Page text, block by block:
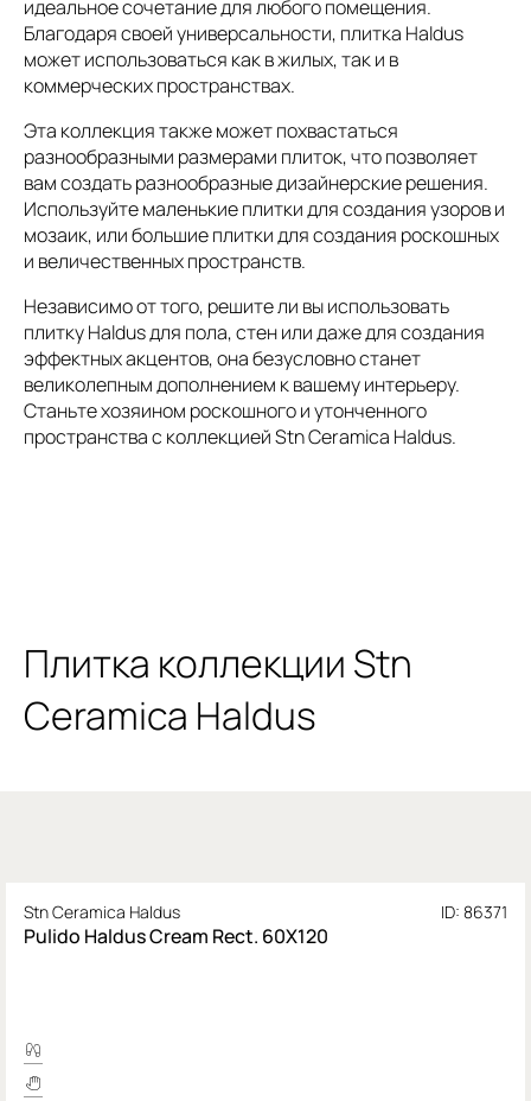
идеальное сочетание для любого помещения.
Благодаря своей универсальности, плитка Haldus
может использоваться как в жилых, так и в
коммерческих пространствах.
Эта коллекция также может похвастаться
разнообразными размерами плиток, что позволяет
вам создать разнообразные дизайнерские решения.
Используйте маленькие плитки для создания узоров и
мозаик, или большие плитки для создания роскошных
и величественных пространств.
Независимо от того, решите ли вы использовать
плитку Haldus для пола, стен или даже для создания
эффектных акцентов, она безусловно станет
великолепным дополнением к вашему интерьеру.
Станьте хозяином роскошного и утонченного
пространства с коллекцией Stn Ceramica Haldus.
Плитка коллекции Stn
Ceramica Haldus
Stn Ceramica Haldus ID: 86371
Pulido Haldus Cream Rect. 60X120